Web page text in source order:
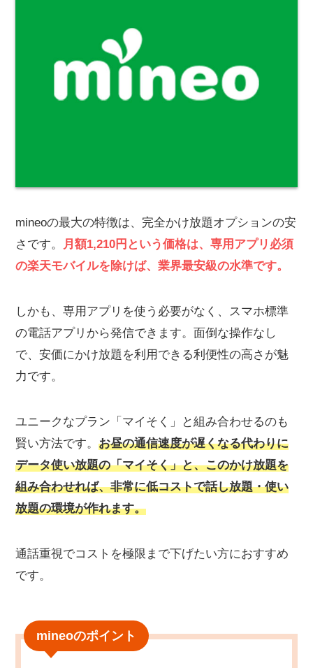
mineoの最大の特徴は、完全かけ放題オプションの安
さです。
月額1,210円という価格は、専用アプリ必須
の楽天モバイルを除けば、業界最安級の水準です。
しかも、専用アプリを使う必要がなく、スマホ標準
の電話アプリから発信できます。面倒な操作なし
で、安価にかけ放題を利用できる利便性の高さが魅
力です。
ユニークなプラン「マイそく」と組み合わせるのも
賢い方法です。 お昼の通信速度が遅くなる代わりに
データ使い放題の「マイそく」と、このかけ放題を
組み合わせれば、非常に低コストで話し放題・使い
放題の環境が作れます。
通話重視でコストを極限まで下げたい方におすすめ
です。
mineoのポイント